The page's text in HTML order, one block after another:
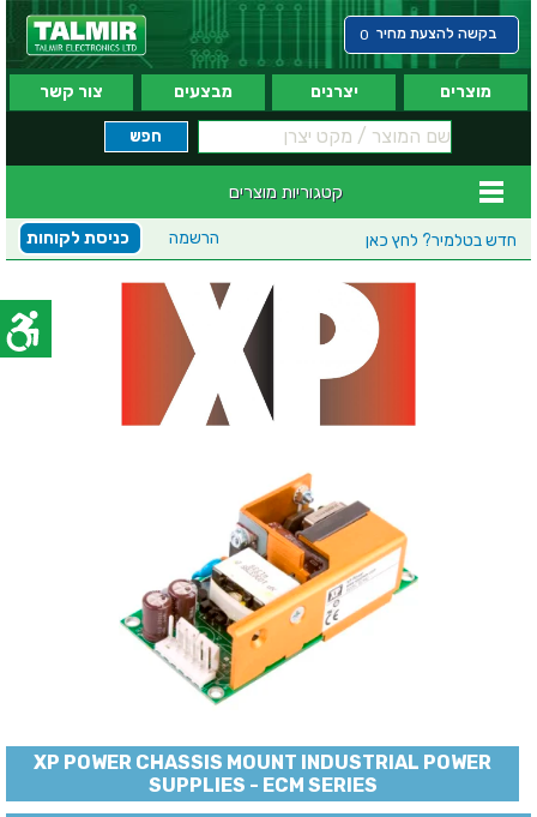
בקשה להצעת מחיר 0
מוצרים יצרנים מבצעים צור קשר
קטגוריות מוצרים
חדש בטלמיר? לחץ כאן כניסת לקוחות הרשמה
XP POWER CHASSIS MOUNT INDUSTRIAL POWER
SUPPLIES - ECM SERIES